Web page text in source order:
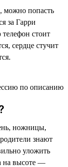
можно попасть
за Гарри
стоит
сердце стучит
ножницы,
знают
уложить
на высоте —